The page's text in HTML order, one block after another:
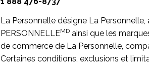
La Personnelle désigne La
PERSONNELLEMD ainsi que les
de commerce de La Personnelle,
Certaines conditions, exclusions et